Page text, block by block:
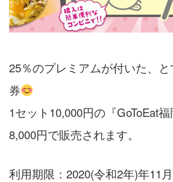
25％のプレミアムが付いた、
券
1セット10,000円の『GoToEat
8,000円で販売されます。
利用期限：2020(令和2年)年11